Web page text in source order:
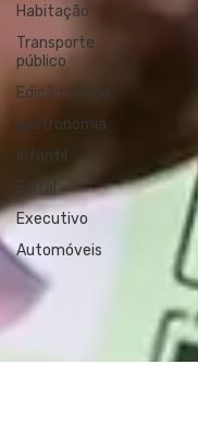
Habitação
Transporte
público
Edição on line
gastronomia
Infantil
Edital
Executivo
Automóveis